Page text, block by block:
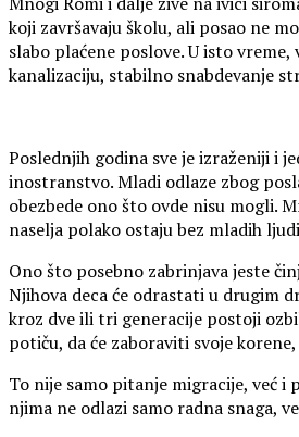
koji završavaju školu, ali posao ne
slabo plaćene poslove. U isto
kanalizaciju, stabilno snabdevanje
Poslednjih godina sve je izraženiji i
inostranstvo. Mladi odlaze zbog
obezbede ono što ovde nisu mogli.
naselja polako ostaju bez mladih
Ono što posebno zabrinjava jeste
Njihova deca će odrastati u drugim
kroz dve ili tri generacije postoji
potiču, da će zaboraviti svoje
To nije samo pitanje migracije, već i
njima ne odlazi samo radna snaga,